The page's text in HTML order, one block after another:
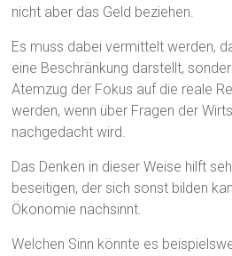
nicht aber das Geld beziehen.
Es muss dabei vermittelt werden,
eine Beschränkung darstellt,
Atemzug der Fokus auf die reale
werden, wenn über Fragen der
nachgedacht wird.
Das Denken in dieser Weise hilft
beseitigen, der sich sonst bilden
Ökonomie nachsinnt.
Welchen Sinn könnte es